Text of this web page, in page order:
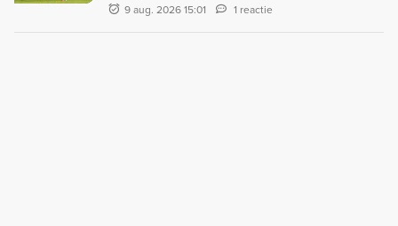
9 aug. 2026 15:01 1 reactie